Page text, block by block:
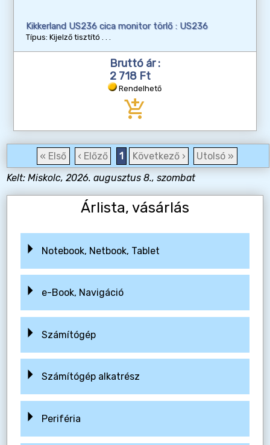
Kikkerland US236 cica monitor törlő : US236
Típus: Kijelző tisztító
Bruttó ár :
2 718 Ft
Rendelhető
add_shopping_cart
« Első ‹ Előző 1 Következő ›
Utolsó »
Kelt: Miskolc, 2026. augusztus 8., szombat
Árlista, vásárlás
Notebook, Netbook, Tablet
e-Book, Navigáció
Számítógép
Számítógép alkatrész
Periféria